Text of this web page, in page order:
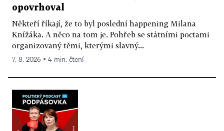
opovrhoval
Někteří říkají, že to byl poslední happening Milana
Knížáka. A něco na tom je. Pohřeb se státními poctami
organizovaný těmi, kterými slavný...
7. 8. 2026 ▪ 4 min. čtení